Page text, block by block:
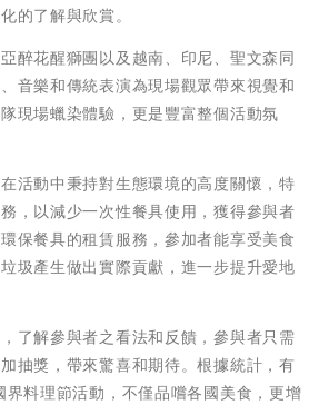
的了解與欣賞。
醉花醒獅團以及越南、印尼、聖文森同
音樂和傳統表演為現場觀眾帶來視覺和
現場蠟染體驗，更是豐富整個活動氛
活動中秉持對生態環境的高度關懷，特
，以減少一次性餐具使用，獲得參與者
保餐具的租賃服務，參加者能享受美食
圾產生做出實際貢獻，進一步提升愛地
了解參與者之看法和反饋，參與者只需
抽獎，帶來驚喜和期待。根據統計，有
料理節活動，不僅品嚐各國美食，更增